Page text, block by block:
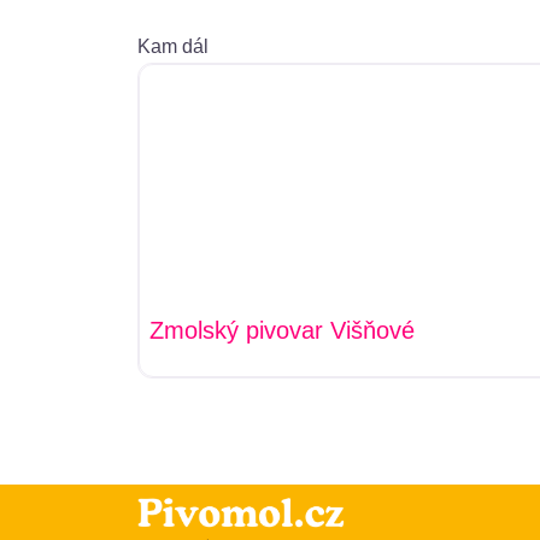
Kam dál
Zmolský pivovar Višňové